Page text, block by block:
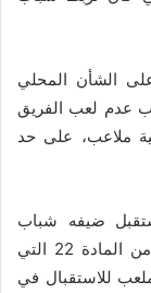
الشأن المحلي
عدم لعب الفريق
ملاعب، على حد
ضيفه شباب
المحمدية بملعب البشير، طبقا للفقرة الثالثة من المادة 22 التي
للاستقبال في